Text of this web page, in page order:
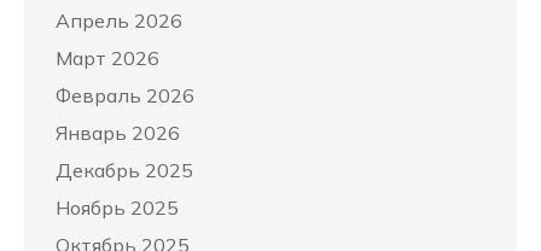
Апрель 2026
Март 2026
Февраль 2026
Январь 2026
Декабрь 2025
Ноябрь 2025
Октябрь 2025